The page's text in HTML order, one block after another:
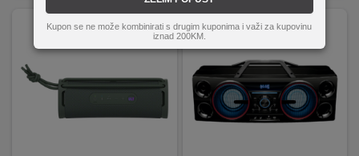
Kupon se ne može kombinirati s drugim kuponima i važi za kupovinu
iznad 200KM.